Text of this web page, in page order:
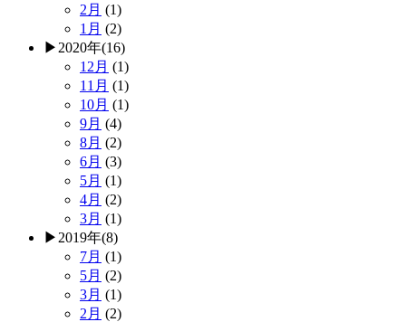
2月 (1)
1月 (2)
▶ 2020年(16)
12月 (1)
11月 (1)
10月 (1)
9月 (4)
8月 (2)
6月 (3)
5月 (1)
4月 (2)
3月 (1)
▶ 2019年(8)
7月 (1)
5月 (2)
3月 (1)
2月 (2)